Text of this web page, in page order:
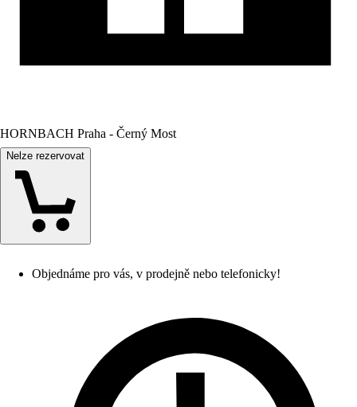
HORNBACH Praha - Černý Most
Nelze rezervovat
Objednáme pro vás, v prodejně nebo telefonicky!